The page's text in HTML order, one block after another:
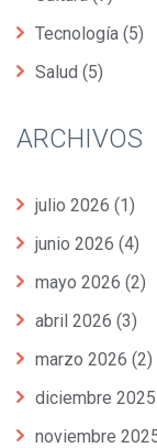
Tecnología (5)
Salud (5)
ARCHIVOS
julio 2026 (1)
junio 2026 (4)
mayo 2026 (2)
abril 2026 (3)
marzo 2026 (2)
diciembre 2025
noviembre